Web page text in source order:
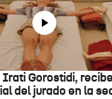
Gorostidi,
del jurado en la